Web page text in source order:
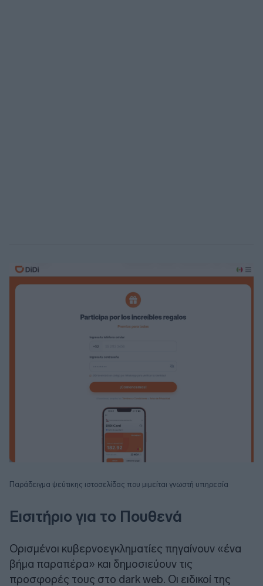
Παράδειγμα ψεύτικης ιστοσελίδας που μιμείται γνωστή υπηρεσία
Εισιτήριο για το Πουθενά
Ορισμένοι κυβερνοεγκληματίες πηγαίνουν «ένα
βήμα παραπέρα» και δημοσιεύουν τις
προσφορές τους στο dark web. Οι ειδικοί της